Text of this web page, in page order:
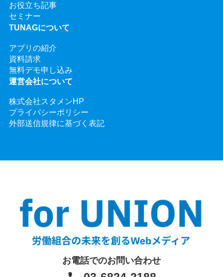
お役立ち記事
セミナー
TUNAGについて
アプリの紹介
資料請求
無料デモ申し込み
運営会社について
株式会社スタメンHP
プライバシーポリシー
外部送信規律に基づく表記
お電話でのお問い合わせ